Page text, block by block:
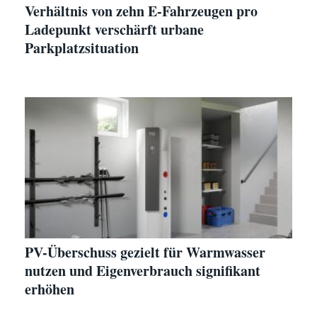
Verhältnis von zehn E-Fahrzeugen pro
Ladepunkt verschärft urbane
Parkplatzsituation
PV-Überschuss gezielt für Warmwasser
nutzen und Eigenverbrauch signifikant
erhöhen